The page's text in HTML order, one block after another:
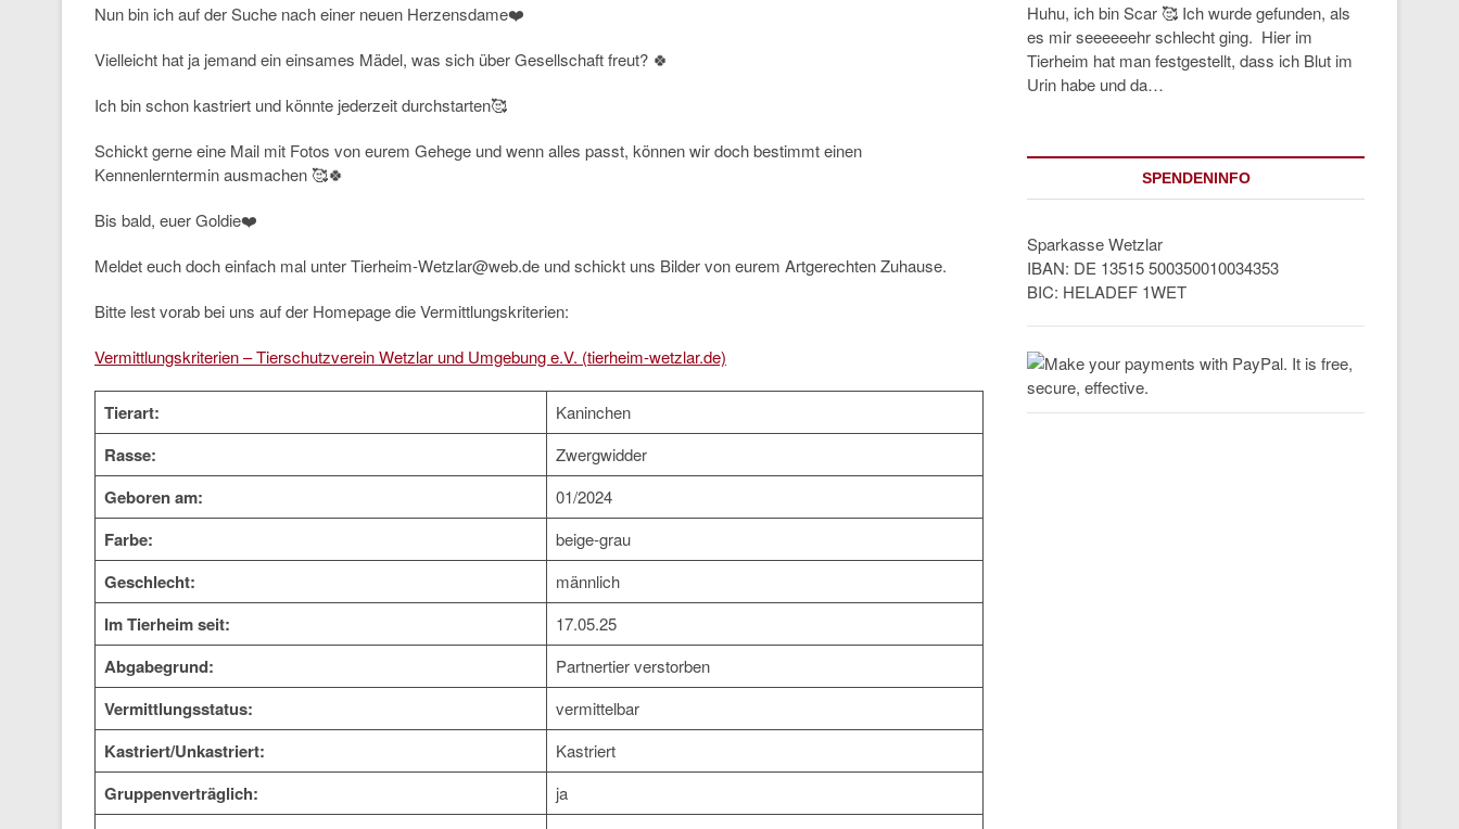
Nun bin ich auf der Suche nach einer neuen Herzensdame❤️
Vielleicht hat ja jemand ein einsames Mädel, was sich über Gesellschaft freut? 🍀
Ich bin schon kastriert und könnte jederzeit durchstarten🥰
Schickt gerne eine Mail mit Fotos von eurem Gehege und wenn alles passt, können wir doch bestimmt einen
Kennenlerntermin ausmachen 🥰🍀
Bis bald, euer Goldie❤️
Meldet euch doch einfach mal unter Tierheim-Wetzlar@web.de und schickt uns Bilder von eurem Artgerechten Zuhause.
Bitte lest vorab bei uns auf der Homepage die Vermittlungskriterien:
Vermittlungskriterien – Tierschutzverein Wetzlar und Umgebung e.V. (tierheim-wetzlar.de)
Tierart: Kaninchen
Rasse: Zwergwidder
Geboren am: 01/2024
Farbe: beige-grau
Geschlecht: männlich
Im Tierheim seit: 17.05.25
Abgabegrund: Partnertier verstorben
Vermittlungsstatus: vermittelbar
Kastriert/Unkastriert: Kastriert
Gruppenverträglich: ja
Huhu, ich bin Scar 🥰 Ich wurde gefunden, als
es mir seeeeeehr schlecht ging. Hier im
Tierheim hat man festgestellt, dass ich Blut im
Urin habe und da…
SPENDENINFO
Sparkasse Wetzlar
IBAN: DE 13515 500350010034353
BIC: HELADEF 1WET